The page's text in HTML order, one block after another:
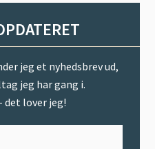
jeg et nyhedsbrev ud,
jeg har gang i.
- det lover jeg!